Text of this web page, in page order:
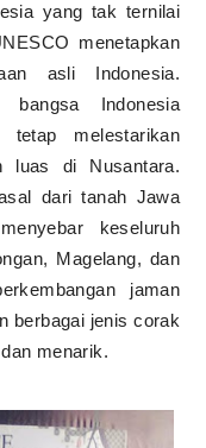
yang tak ternilai
menetapkan
asli Indonesia.
bangsa Indonesia
melestarikan
luas di Nusantara.
dari tanah Jawa
keseluruh
Magelang, dan
jaman
berbagai jenis corak
menarik.